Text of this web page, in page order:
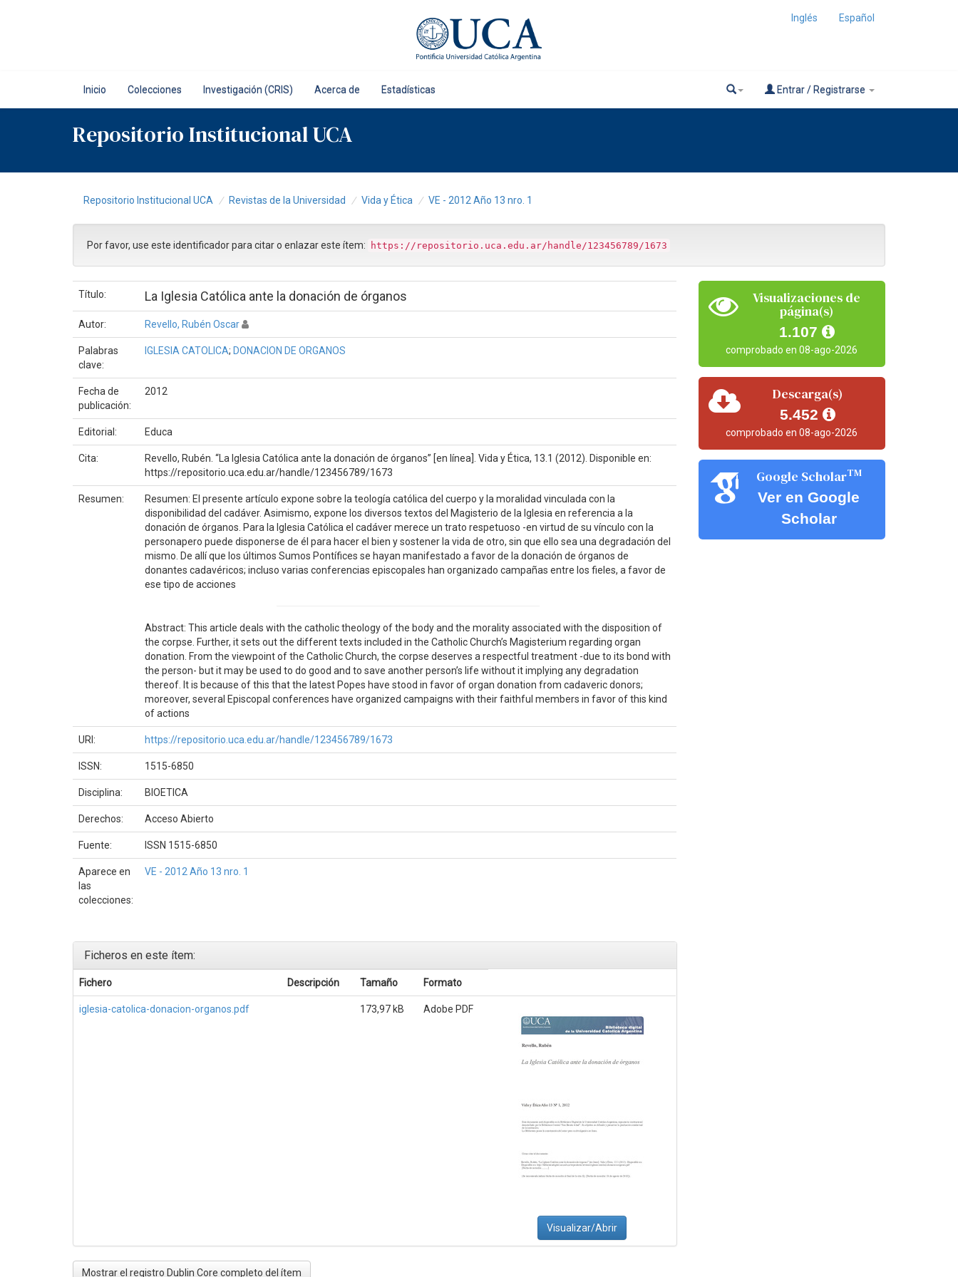
Inglés Español
Inicio Colecciones Investigación (CRIS) Acerca de Estadísticas Entrar / Registrarse
Repositorio Institucional UCA
Repositorio Institucional UCA Revistas de la Universidad Vida y Ética VE - 2012 Año 13 nro. 1
Por favor, use este identificador para citar o enlazar este ítem: https://repositorio.uca.edu.ar/handle/123456789/1673
Título: La Iglesia Católica ante la donación de órganos
Autor: Revello, Rubén Oscar
Palabras
clave:
IGLESIA CATOLICA; DONACION DE ORGANOS
Fecha de
publicación:
2012
Editorial: Educa
Cita:
Revello, Rubén. “La Iglesia Católica ante la donación de órganos” [en línea]. Vida y Ética, 13.1 (2012). Disponible en:
https://repositorio.uca.edu.ar/handle/123456789/1673
Resumen:
Resumen: El presente artículo expone sobre la teología católica del cuerpo y la moralidad vinculada con la
disponibilidad del cadáver. Asimismo, expone los diversos textos del Magisterio de la Iglesia en referencia a la
donación de órganos. Para la Iglesia Católica el cadáver merece un trato respetuoso -en virtud de su vínculo con la
personapero puede disponerse de él para hacer el bien y sostener la vida de otro, sin que ello sea una degradación del
mismo. De allí que los últimos Sumos Pontífices se hayan manifestado a favor de la donación de órganos de
donantes cadavéricos; incluso varias conferencias episcopales han organizado campañas entre los fieles, a favor de
ese tipo de acciones
Abstract: This article deals with the catholic theology of the body and the morality associated with the disposition of
the corpse. Further, it sets out the different texts included in the Catholic Church’s Magisterium regarding organ
donation. From the viewpoint of the Catholic Church, the corpse deserves a respectful treatment -due to its bond with
the person- but it may be used to do good and to save another person’s life without it implying any degradation
thereof. It is because of this that the latest Popes have stood in favor of organ donation from cadaveric donors;
moreover, several Episcopal conferences have organized campaigns with their faithful members in favor of this kind
of actions
URI: https://repositorio.uca.edu.ar/handle/123456789/1673
ISSN: 1515-6850
Disciplina: BIOETICA
Derechos: Acceso Abierto
Fuente: ISSN 1515-6850
Aparece en
las
colecciones:
VE - 2012 Año 13 nro. 1
Ficheros en este ítem:
Fichero Descripción Tamaño Formato
iglesia-catolica-donacion-organos.pdf 173,97 kB Adobe PDF
Visualizar/Abrir
Mostrar el registro Dublin Core completo del ítem
Visualizaciones de
página(s)
1.107
comprobado en 08-ago-2026
Descarga(s)
5.452
comprobado en 08-ago-2026
Google ScholarTM
Ver en Google
Scholar